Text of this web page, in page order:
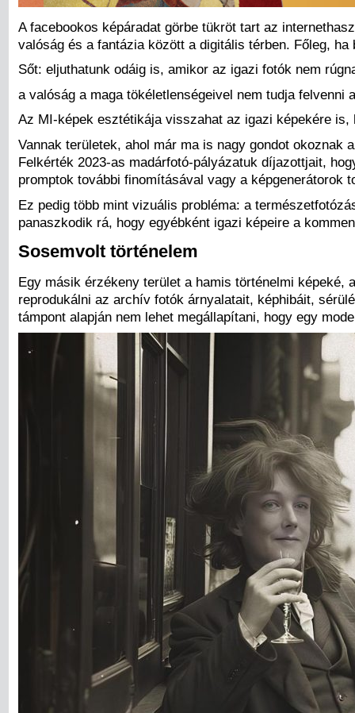
A facebookos képáradat görbe tükröt tart az
valóság és a fantázia között a digitális térben. Főleg,
Sőt: eljuthatunk odáig is, amikor az igazi fotók nem
a valóság a maga tökéletlenségeivel nem tudja
Az MI-képek esztétikája visszahat az igazi képekére
Vannak területek, ahol már ma is nagy gondot
Felkérték 2023-as madárfotó-pályázatuk díjazottjait,
promptok további finomításával vagy a képgenerátorok
Ez pedig több mint vizuális probléma: a
panaszkodik rá, hogy egyébként igazi képeire a
Sosemvolt történelem
Egy másik érzékeny terület a hamis történelmi képeké,
reprodukálni az archív fotók árnyalatait, képhibáit,
támpont alapján nem lehet megállapítani, hogy egy